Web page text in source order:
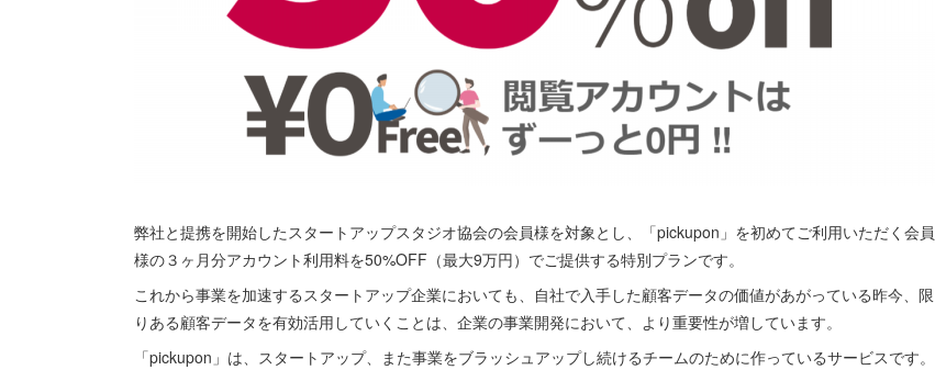
弊社と提携を開始したスタートアップスタジオ協会の会員様を対象とし、「pickupon」を初めてご利用いただく会員
様の３ヶ月分アカウント利用料を50%OFF（最大9万円）でご提供する特別プランです。
これから事業を加速するスタートアップ企業においても、自社で入手した顧客データの価値があがっている昨今、限
りある顧客データを有効活用していくことは、企業の事業開発において、より重要性が増しています。
「pickupon」は、スタートアップ、また事業をブラッシュアップし続けるチームのために作っているサービスです。